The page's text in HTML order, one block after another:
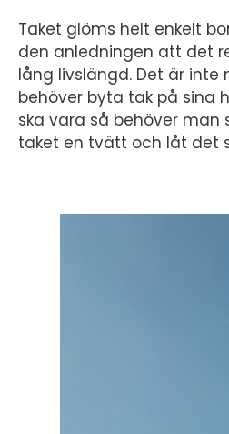
Taket glöms helt enkelt
den anledningen att det
lång livslängd. Det är inte
behöver byta tak på sina
ska vara så behöver man
taket en tvätt och låt det